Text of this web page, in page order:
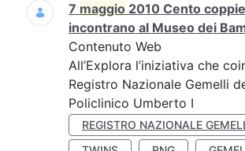
7 maggio 2010 Cento
incontrano al Museo dei
Contenuto Web
All’Explora l’iniziativa che
Registro Nazionale Gemelli
Policlinico Umberto I
REGISTRO NAZIONALE